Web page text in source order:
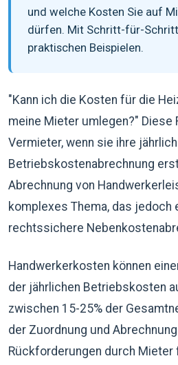
und welche Kosten Sie auf
dürfen. Mit Schritt-für-
praktischen Beispielen.
"Kann ich die Kosten für die
meine Mieter umlegen?"
Vermieter, wenn sie ihre
Betriebskostenabrechnung
Abrechnung von
komplexes Thema, das jedoch
rechtssichere
Handwerkerkosten können
der jährlichen Betriebskosten
zwischen 15-25% der
der Zuordnung und
Rückforderungen durch Mieter